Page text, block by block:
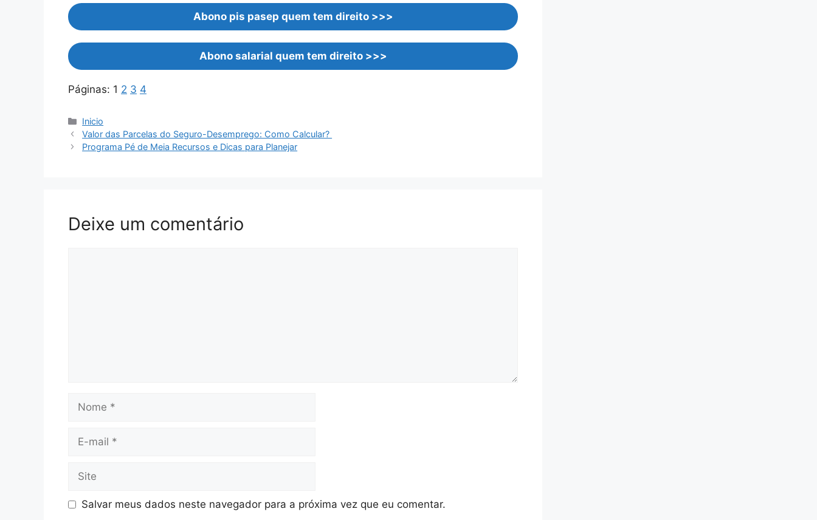
Abono pis pasep quem tem direito >>>
Abono salarial quem tem direito >>>
Páginas: 1 2 3 4
Categorias
Inicio
Valor das Parcelas do Seguro-Desemprego: Como Calcular?
Programa Pé de Meia Recursos e Dicas para Planejar
Deixe um comentário
Nome
Site
Salvar meus dados neste navegador para a próxima vez que eu comentar.